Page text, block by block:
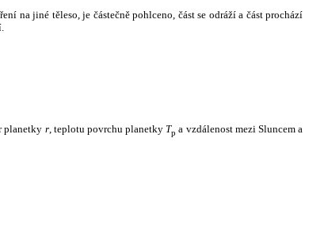
na jiné těleso, je částečně pohlceno, část se odráží a část prochází
planetky r, teplotu povrchu planetky Tp a vzdálenost mezi Sluncem a